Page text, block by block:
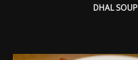
DHAL SOUP